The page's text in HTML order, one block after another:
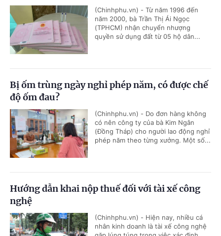
(Chinhphu.vn) - Từ năm 1996 đến
năm 2000, bà Trần Thị Ái Ngọc
(TPHCM) nhận chuyển nhượng
quyền sử dụng đất từ 05 hộ dân...
Bị ốm trùng ngày nghỉ phép năm, có được chế
độ ốm đau?
(Chinhphu.vn) - Do đơn hàng không
có nên công ty của bà Kim Ngân
(Đồng Tháp) cho người lao động nghỉ
phép năm theo từng xưởng. Một số...
Hướng dẫn khai nộp thuế đối với tài xế công
nghệ
(Chinhphu.vn) - Hiện nay, nhiều cá
nhân kinh doanh là tài xế công nghệ